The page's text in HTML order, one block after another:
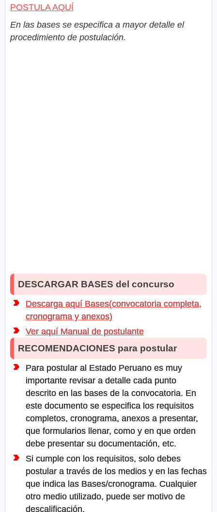
POSTULA AQUÍ
En las bases se especifica a mayor detalle el
procedimiento de postulación.
DESCARGAR BASES del concurso
Descarga aquí Bases(convocatoria completa,
cronograma y anexos)
Ver aquí Manual de postulante
RECOMENDACIONES para postular
Para postular al Estado Peruano es muy
importante revisar a detalle cada punto
descrito en las bases de la convocatoria. En
este documento se especifica los requisitos
completos, cronograma, anexos a presentar,
que formularios llenar, como y en que orden
debe presentar su documentación, etc.
Si cumple con los requisitos, solo debes
postular a través de los medios y en las fechas
que indica las Bases/cronograma. Cualquier
otro medio utilizado, puede ser motivo de
descalificación.